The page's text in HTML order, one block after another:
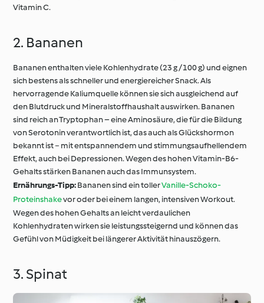
Vitamin C.
2. Bananen
Bananen enthalten viele Kohlenhydrate (23 g / 100 g) und eignen
sich bestens als schneller und energiereicher Snack. Als
hervorragende Kaliumquelle können sie sich ausgleichend auf
den Blutdruck und Mineralstoffhaushalt auswirken. Bananen
sind reich an Tryptophan – eine Aminosäure, die für die Bildung
von Serotonin verantwortlich ist, das auch als Glückshormon
bekannt ist − mit entspannendem und stimmungsaufhellendem
Effekt, auch bei Depressionen. Wegen des hohen Vitamin-B6-
Gehalts stärken Bananen auch das Immunsystem.
Ernährungs-Tipp:Bananen sind ein tollerVanille-Schoko-
Proteinshakevor oder bei einem langen, intensiven Workout.
Wegen des hohen Gehalts an leicht verdaulichen
Kohlenhydraten wirken sie leistungssteigernd und können das
Gefühl von Müdigkeit bei längerer Aktivität hinauszögern.
3. Spinat